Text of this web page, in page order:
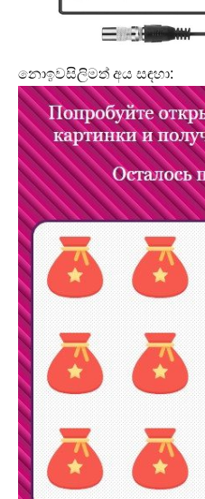
නොඉවසිලිමත් අය සඳහා: